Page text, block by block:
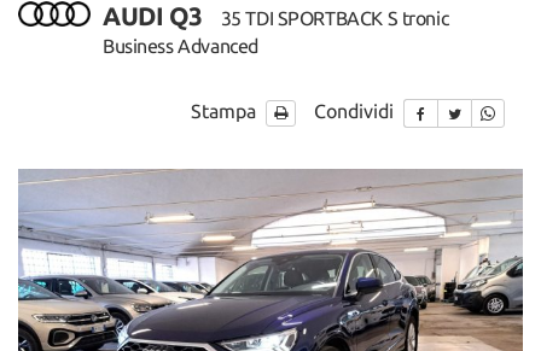
ASSISTENZAAUDI Q3
35 TDI SPORTBACK S tronic
Business Advanced
Stampa Condividi